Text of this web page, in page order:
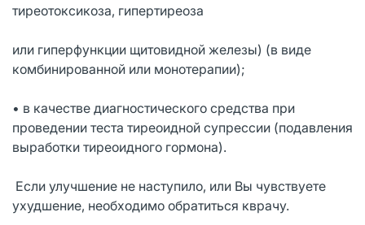
тиреотоксикоза, гипертиреоза
или гиперфункции щитовидной железы) (в виде
комбинированной или монотерапии);
• в качестве диагностического средства при
проведении теста тиреоидной супрессии (подавления
выработки тиреоидного гормона).
Если улучшение не наступило, или Вы чувствуете
ухудшение, необходимо обратиться кврачу.